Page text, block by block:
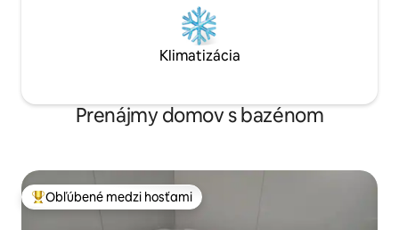
Klimatizácia
Prenájmy domov s bazénom
Najobľúbenejšie medzi hosťami
Obľúbené medzi hosťami